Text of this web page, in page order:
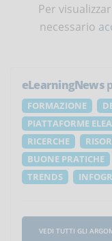
Per
necessario
eLearningNews
FORMAZIONE
PIATTAFORME
RICERCHE
BUONE PRATICHE
TRENDS
VEDI TUTTI GLI